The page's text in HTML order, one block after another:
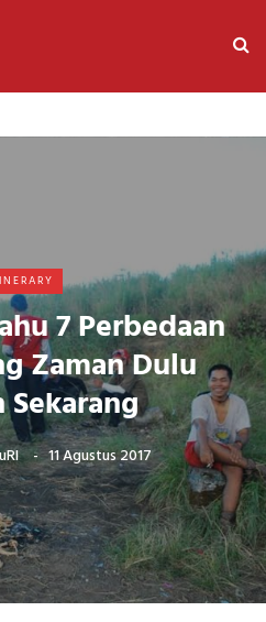
7 Perbedaan
Zaman Dulu
11 Agustus 2017